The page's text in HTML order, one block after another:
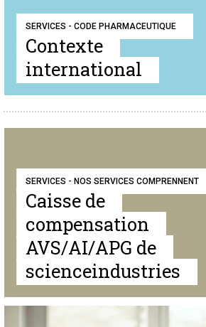
SERVICES - CODE PHARMACEUTIQUE
Contexte
international
SERVICES - NOS SERVICES COMPRENNENT
Caisse de
compensation
AVS/AI/APG de
scienceindustries